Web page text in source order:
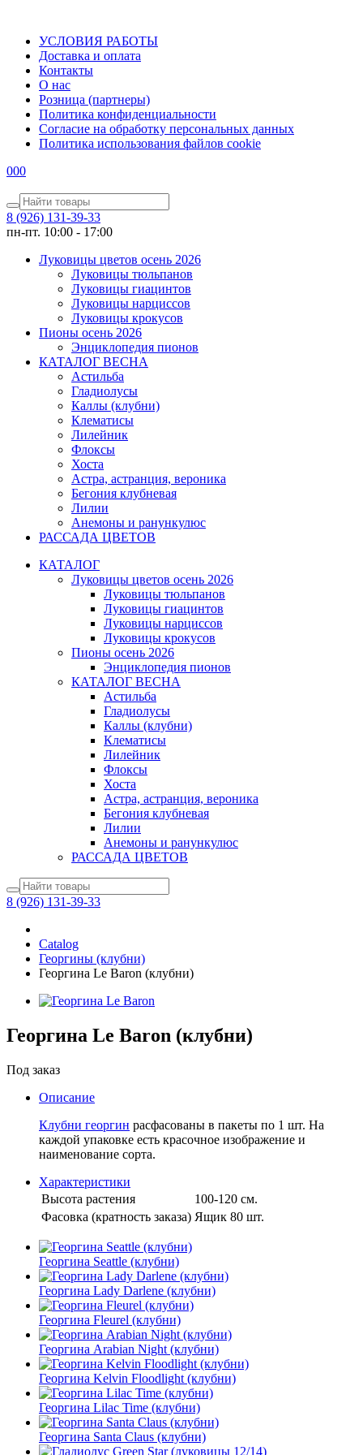
УСЛОВИЯ РАБОТЫ
Доставка и оплата
Контакты
О наc
Розница (партнеры)
Политика конфиденциальности
Согласие на обработку персональных данных
Политика использования файлов сookie
000
8 (926) 131-39-33
пн-пт. 10:00 - 17:00
Луковицы цветов осень 2026
Луковицы тюльпанов
Луковицы гиацинтов
Луковицы нарциссов
Луковицы крокусов
Пионы осень 2026
Энциклопедия пионов
КАТАЛОГ ВЕСНА
Астильба
Гладиолусы
Каллы (клубни)
Клематисы
Лилейник
Флоксы
Хоста
Астра, астранция, вероника
Бегония клубневая
Лилии
Анемоны и ранункулюс
РАССАДА ЦВЕТОВ
КАТАЛОГ
Луковицы цветов осень 2026
Луковицы тюльпанов
Луковицы гиацинтов
Луковицы нарциссов
Луковицы крокусов
Пионы осень 2026
Энциклопедия пионов
КАТАЛОГ ВЕСНА
Астильба
Гладиолусы
Каллы (клубни)
Клематисы
Лилейник
Флоксы
Хоста
Астра, астранция, вероника
Бегония клубневая
Лилии
Анемоны и ранункулюс
РАССАДА ЦВЕТОВ
8 (926) 131-39-33
Catalog
Георгины (клубни)
Георгина Le Baron (клубни)
Георгина Le Baron (клубни)
Под заказ
Описание
Клубни георгин расфасованы в пакеты по 1 шт. На
каждой упаковке есть красочное изображение и
наименование сорта.
Характеристики
Высота растения
100-120 см.
Фасовка (кратность заказа) Ящик 80 шт.
Георгина Seattle (клубни)
Георгина Lady Darlene (клубни)
Георгина Fleurel (клубни)
Георгина Arabian Night (клубни)
Георгина Kelvin Floodlight (клубни)
Георгина Lilac Time (клубни)
Георгина Santa Claus (клубни)